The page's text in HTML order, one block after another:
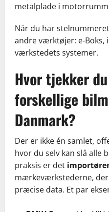
metalplade i
Når du har
andre værktøjer: e-Boks,
værkstedets systemer.
Hvor tjekker
forskellige
Danmark?
Der er ikke én samlet,
hvor du selv kan slå alle
praksis er det
mærkeværkstederne,
præcise data. Et par